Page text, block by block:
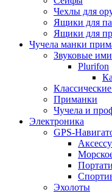
Чехлы для
Ящики для
Ящики для
Чучела манки
Звуковые
Plurifon
Приманки
Чучела и
Электроника
GPS-
Эхолоты